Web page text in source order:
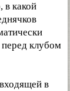
в какой
клубом
в